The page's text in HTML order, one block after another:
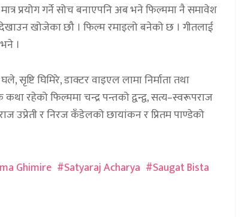
प्रयोग गर्ने सोच बनाएपनि अब भने फिल्ममा नै समावेश
देखाउन खोजेका छौ । फिल्म रमाइलो बनेको छ । गीतलाई
।
सृष्टि घिमिरे, डाक्टर वाइएल लामा निर्माता तथा
रहेको फिल्ममा चन्द्र पन्तको द्वन्द्व, सत्य–स्वरूपराज
उप्रेती र निरज कँडेलको छायांकन र प्रितम पाण्डेको
Ghimire Satyaraj Acharya Saugat Bista